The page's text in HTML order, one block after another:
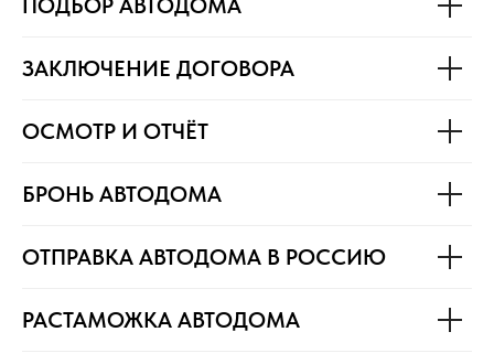
ПОДБОР АВТОДОМА
ЗАКЛЮЧЕНИЕ ДОГОВОРА
ОСМОТР И ОТЧЁТ
БРОНЬ АВТОДОМА
ОТПРАВКА АВТОДОМА В РОССИЮ
РАСТАМОЖКА АВТОДОМА